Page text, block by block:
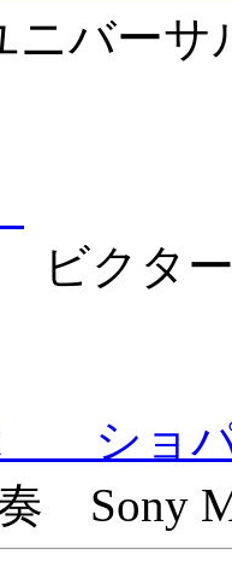
バーサ
ビクタ
ショ
Sony